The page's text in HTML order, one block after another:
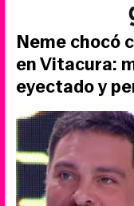
Neme chocó
en Vitacura:
eyectado y